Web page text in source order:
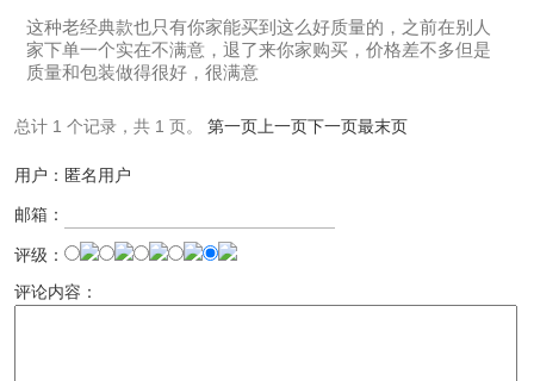
这种老经典款也只有你家能买到这么好质量的，之前在别人
家下单一个实在不满意，退了来你家购买，价格差不多但是
质量和包装做得很好，很满意
总计 1 个记录，共 1 页。 第一页 上一页下一页最末页
用户：匿名用户
邮箱：
评级：
评论内容：